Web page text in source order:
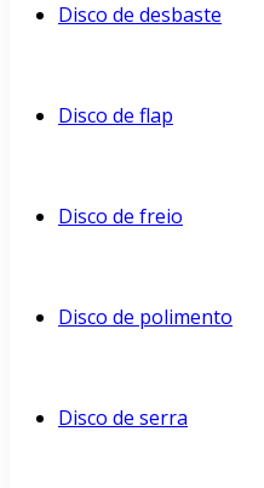
Disco de desbaste
Disco de flap
Disco de freio
Disco de polimento
Disco de serra